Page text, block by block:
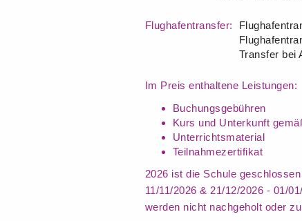
Flughafentransfer:
Transfer bei
Im Preis enthaltene Leistungen:
Buchungsgebühren
Kurs und Unterkunft
Unterrichtsmaterial
Teilnahmezertifikat
2026 ist die Schule
11/11/2026 & 21/12/2026 - 01/
werden nicht nachgeholt oder